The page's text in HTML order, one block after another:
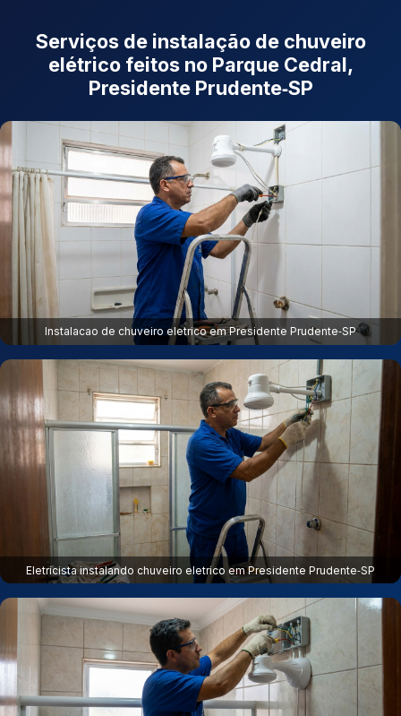
Serviços de instalação de chuveiro
elétrico feitos no Parque Cedral,
Presidente Prudente‑SP
Instalacao de chuveiro eletrico em Presidente Prudente‑SP
Eletricista instalando chuveiro eletrico em Presidente Prudente‑SP